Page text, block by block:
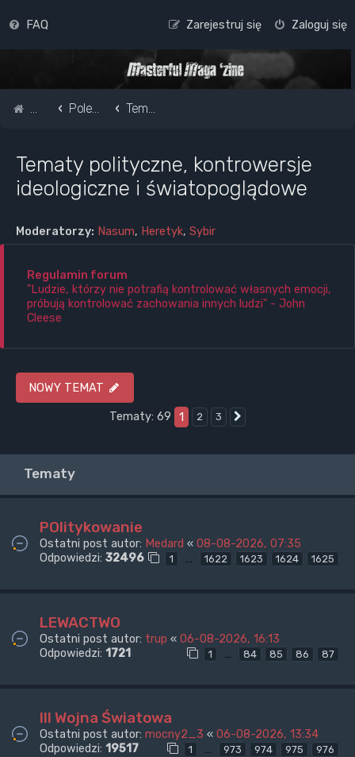
FAQ Zaloguj się
Zarejestruj się
Strona główna
Pole do popisu... Tematy polityczne, kontrowersje ideologiczne i światopoglądowe
Tematy polityczne, kontrowersje
ideologiczne i światopoglądowe
Moderatorzy: Nasum, Heretyk, Sybir
Regulamin forum
"Ludzie, którzy nie potrafią kontrolować własnych emocji,
próbują kontrolować zachowania innych ludzi" - John
Cleese
NOWY TEMAT
Tematy: 69
1 2 3
Tematy
POlitykowanie
Ostatni post autor: Medard « 08-08-2026, 07:35
Odpowiedzi: 32496 1 … 1622 1623 1624 1625
LEWACTWO
Ostatni post autor: trup « 06-08-2026, 16:13
Odpowiedzi: 1721 1 … 84 85 86 87
III Wojna Światowa
Ostatni post autor: mocny2_3 « 06-08-2026, 13:34
Odpowiedzi: 19517 1 … 973 974 975 976